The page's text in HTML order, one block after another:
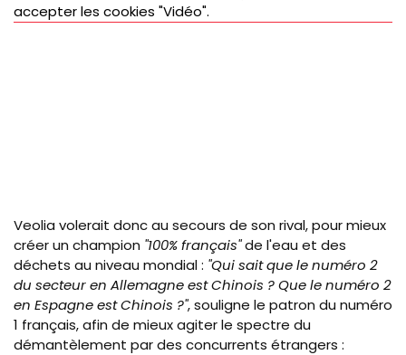
accepter les cookies "Vidéo".
Veolia volerait donc au secours de son rival, pour mieux
créer un champion "100% français"de l'eau et des
déchets au niveau mondial : "Qui sait que le numéro 2
du secteur en Allemagne est Chinois ? Que le numéro 2
en Espagne est Chinois ?", souligne le patron du numéro
1 français, afin de mieux agiter le spectre du
démantèlement par des concurrents étrangers :